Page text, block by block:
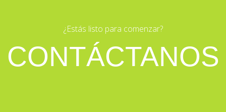
¿Estás listo para comenzar?
CONTÁCTANOS